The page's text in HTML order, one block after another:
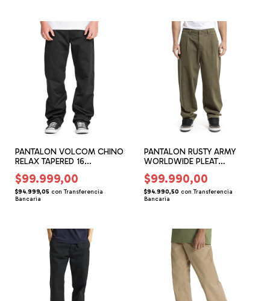
PANTALON VOLCOM CHINO
RELAX TAPERED 16
(VM162203)
$99.999,00
$94.999,05 con Transferencia
Bancaria
PANTALON RUSTY ARMY
WORLDWIDE PLEAT
(RU252200)
$99.990,00
$94.990,50 con Transferencia
Bancaria